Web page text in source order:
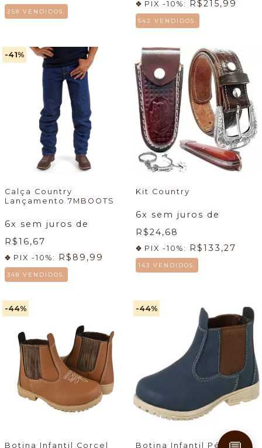
258 VENDIDOS.
PIX -10%: R$215,99
542 VENDIDOS.
-41%
Calça Country
Lançamento 7MBOOTS
6x sem juros de
R$16,67
PIX -10%: R$89,99
348 VENDIDOS.
Kit Country
6x sem juros de
R$24,68
PIX -10%: R$133,27
143 VENDIDOS.
-44%
Botina Infantil Corcel
-44%
Botina Infantil Pé de